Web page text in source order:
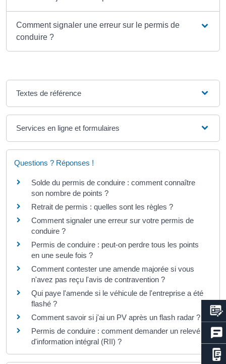
Comment signaler une erreur sur le permis de
conduire ?
Textes de référence
Services en ligne et formulaires
Questions ? Réponses !
Solde du permis de conduire : comment connaître
son nombre de points ?
Retrait de permis : quelles sont les règles ?
Comment signaler une erreur sur votre permis de
conduire ?
Permis de conduire : peut-on perdre tous les points
en une seule fois ?
Comment contester une amende majorée si vous
n'avez pas reçu l'avis de contravention ?
Qui paye l'amende si le véhicule de l'entreprise a été
flashé ?
Comment savoir si j'ai un PV après un flash radar ?
Permis de conduire : comment demander un relevé
d'information intégral (RII) ?